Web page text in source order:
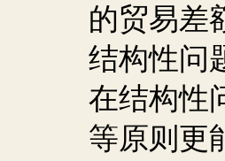
的贸易差
结构性问
在结构性
等原则更